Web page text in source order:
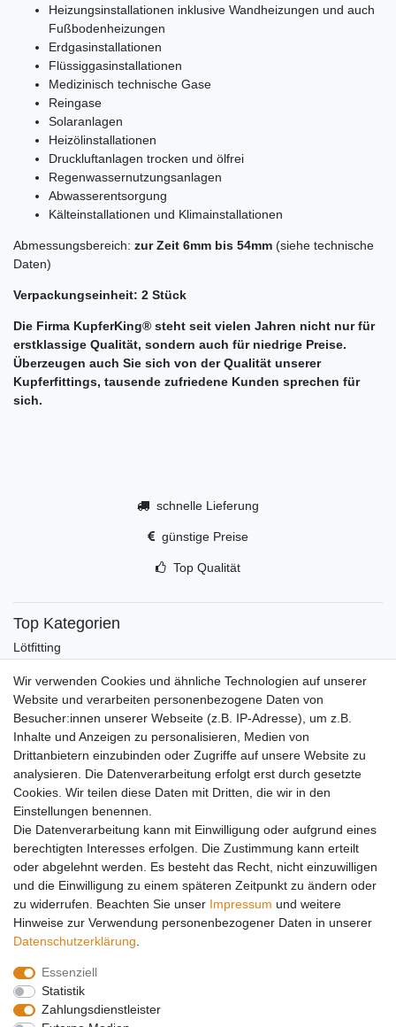
Heizungsinstallationen inklusive Wandheizungen und auch
Fußbodenheizungen
Erdgasinstallationen
Flüssiggasinstallationen
Medizinisch technische Gase
Reingase
Solaranlagen
Heizölinstallationen
Druckluftanlagen trocken und ölfrei
Regenwassernutzungsanlagen
Abwasserentsorgung
Kälteinstallationen und Klimainstallationen
Abmessungsbereich: zur Zeit 6mm bis 54mm (siehe technische
Daten)
Verpackungseinheit: 2 Stück
Die Firma KupferKing® steht seit vielen Jahren nicht nur für
erstklassige Qualität, sondern auch für niedrige Preise.
Überzeugen auch Sie sich von der Qualität unserer
Kupferfittings, tausende zufriedene Kunden sprechen für
sich.
schnelle Lieferung
günstige Preise
Top Qualität
Top Kategorien
Lötfitting
Werkzeug
Kältetechnikzubehör
Kältefitting
Y-Verteiler
Mein Konto
Kontakt
Versandkosten
Zahlungsarten
Service
Registrierung
Login
Mein Konto
Impressum
Wir verwenden Cookies und ähnliche Technologien auf unserer
Website und verarbeiten personenbezogene Daten von
Besucher:innen unserer Webseite (z.B. IP-Adresse), um z.B.
Inhalte und Anzeigen zu personalisieren, Medien von
Drittanbietern einzubinden oder Zugriffe auf unsere Website zu
analysieren. Die Datenverarbeitung erfolgt erst durch gesetzte
Cookies. Wir teilen diese Daten mit Dritten, die wir in den
Einstellungen benennen.
Die Datenverarbeitung kann mit Einwilligung oder aufgrund eines
berechtigten Interesses erfolgen. Die Zustimmung kann erteilt
oder abgelehnt werden. Es besteht das Recht, nicht einzuwilligen
und die Einwilligung zu einem späteren Zeitpunkt zu ändern oder
zu widerrufen. Beachten Sie unser Impressum und weitere
Hinweise zur Verwendung personenbezogener Daten in unserer
Daten­schutz­erklärung
Essenziell
Statistik
Zahlungsdienstleister